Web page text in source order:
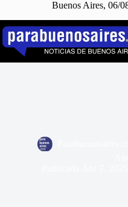
Buenos Aires, 06/
Saltar
contenido